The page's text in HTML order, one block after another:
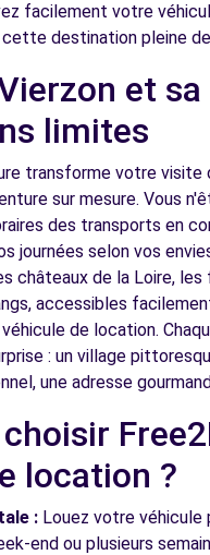
facilement votre
destination pleine
et sa
limites
transforme votre visite
sur mesure. Vous
des transports en
journées selon vos
châteaux de la Loire,
accessibles
de location.
: un village
une adresse
location ?
: Louez votre véhicule
end ou plusieurs